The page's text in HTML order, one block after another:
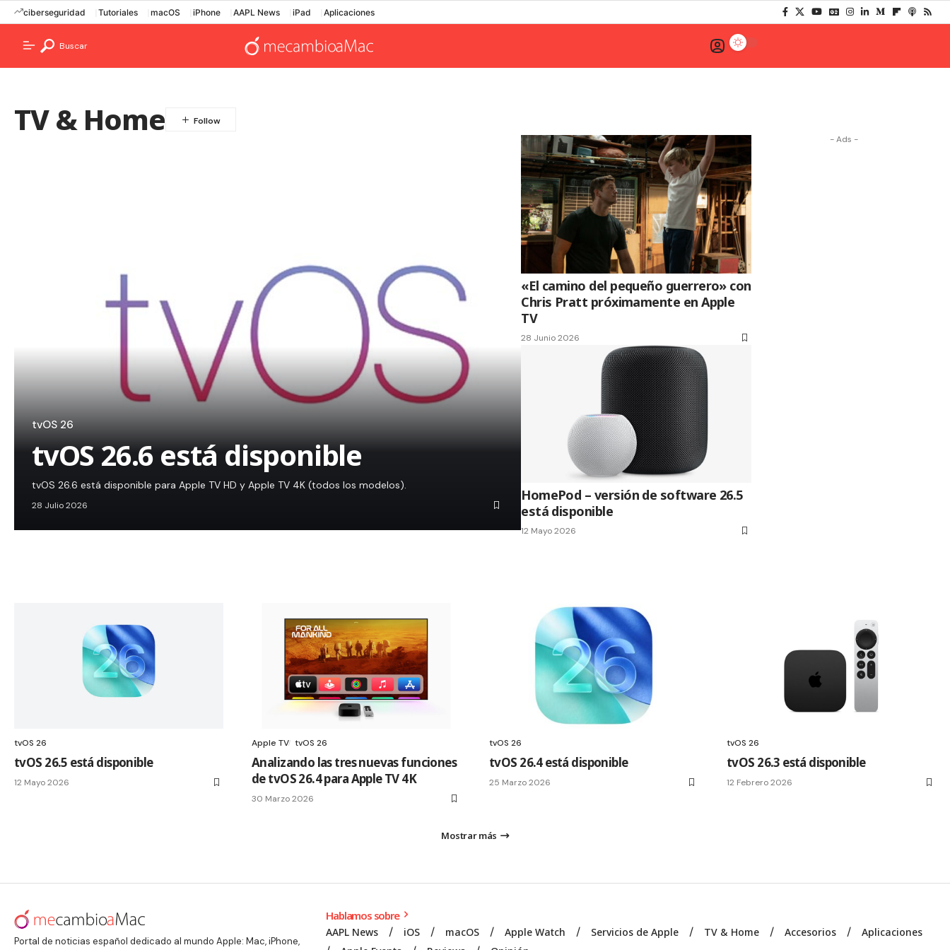
ciberseguridad Tutoriales macOS iPhone AAPL News iPad Aplicaciones
Buscar
TV & Home
tvOS 26
tvOS 26.6 está disponible
tvOS 26.6 está disponible para Apple TV HD y Apple TV 4K (todos los modelos).
28 Julio 2026
«El camino del pequeño guerrero» con
Chris Pratt próximamente en Apple
TV
28 Junio 2026
HomePod – versión de software 26.5
está disponible
12 Mayo 2026
- Ads -
tvOS 26
tvOS 26.5 está disponible
12 Mayo 2026
Apple TV tvOS 26
Analizando las tres nuevas funciones
de tvOS 26.4 para Apple TV 4K
30 Marzo 2026
tvOS 26
tvOS 26.4 está disponible
25 Marzo 2026
tvOS 26
tvOS 26.3 está disponible
12 Febrero 2026
Mostrar más
Portal de noticias español dedicado al mundo Apple: Mac, iPhone,
Hablamos sobre
AAPL News iOS macOS Apple Watch Servicios de Apple TV & Home Accesorios
Aplicaciones